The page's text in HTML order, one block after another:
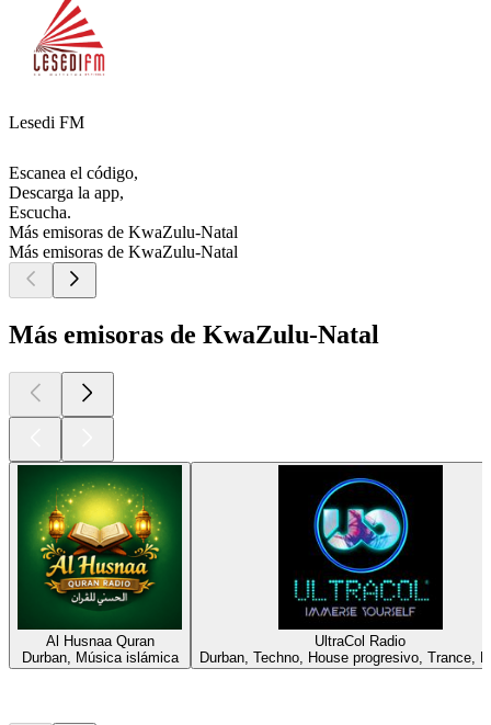
Lesedi FM
Escanea el código,
Descarga la app,
Escucha.
Más emisoras de KwaZulu-Natal
Más emisoras de KwaZulu-Natal
Más emisoras de KwaZulu-Natal
Al Husnaa Quran
Durban, Música islámica
UltraCol Radio
Durban, Techno, House progresivo, Trance,